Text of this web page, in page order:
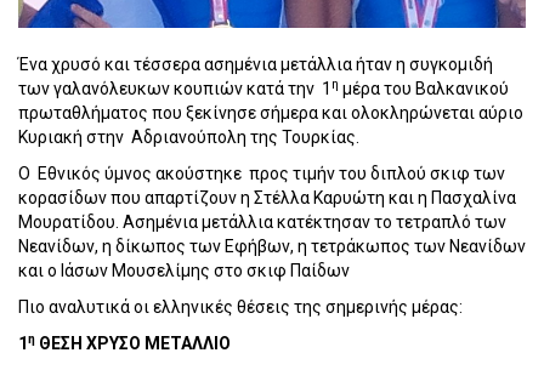
Ένα χρυσό και τέσσερα ασημένια μετάλλια ήταν η συγκομιδή
των γαλανόλευκων κουπιών κατά την 1 η μέρα του Βαλκανικού
πρωταθλήματος που ξεκίνησε σήμερα και ολοκληρώνεται αύριο
Κυριακή στην Αδριανούπολη της Τουρκίας.
Ο Εθνικός ύμνος ακούστηκε προς τιμήν του διπλού σκιφ των
κορασίδων που απαρτίζουν η Στέλλα Καρυώτη και η Πασχαλίνα
Μουρατίδου. Ασημένια μετάλλια κατέκτησαν το τετραπλό των
Νεανίδων, η δίκωπος των Εφήβων, η τετράκωπος των Νεανίδων
και ο Ιάσων Μουσελίμης στο σκιφ Παίδων
Πιο αναλυτικά οι ελληνικές θέσεις της σημερινής μέρας:
1η ΘΕΣΗ ΧΡΥΣΟ ΜΕΤΑΛΛΙΟ